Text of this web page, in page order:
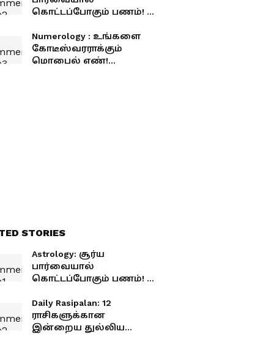
கொட்டப்போகும் பணம்! 3
பொறக்குது!
Numerology : உங்களை
கோடீஸ்வரராக்கும்
மொபைல் எண்!
STORIES
Astrology: சூர்ய
பார்வையால்
கொட்டப்போகும் பணம்! 3
பொறக்குது!
Daily Rasipalan: 12
ராசிகளுக்கான
இன்றைய துல்லிய